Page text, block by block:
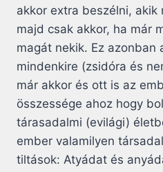
akkor extra beszélni, akik
majd csak akkor, ha már
magát nekik. Ez azonban
mindenkire (zsidóra és
már akkor és ott is az
összessége ahoz hogy
tárasadalmi (evilági)
ember valamilyen
tiltások: Atyádat és